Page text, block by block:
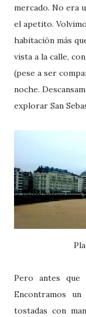
mercado. No era
el apetito.
habitación más
vista a la calle,
(pese a ser
noche.
explorar San
Pero antes que
Encontramos
tostadas con